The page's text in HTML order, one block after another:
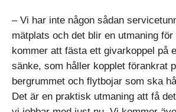
– Vi har inte någon sådan
mätplats och det blir en utmaning
kommer att fästa ett givarkoppel på
sänke, som håller kopplet förankrat
bergrummet och flytbojar som ska
Det är en praktisk utmaning att få